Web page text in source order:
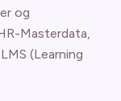
og
Masterdata,
(Learning